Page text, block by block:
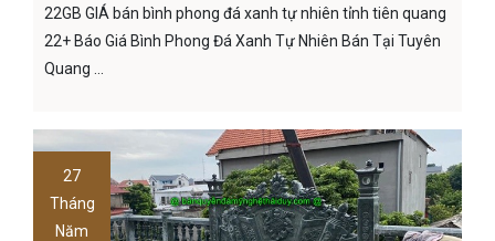
22GB GIÁ bán bình phong đá xanh tự nhiên tỉnh tiên quang
22+ Báo Giá Bình Phong Đá Xanh Tự Nhiên Bán Tại Tuyên
Quang ...
27
Tháng
Năm